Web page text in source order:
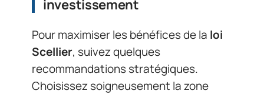
investissement
Pour maximiser les bénéfices de la loi
Scellier, suivez quelques
recommandations stratégiques.
Choisissez soigneusement la zone